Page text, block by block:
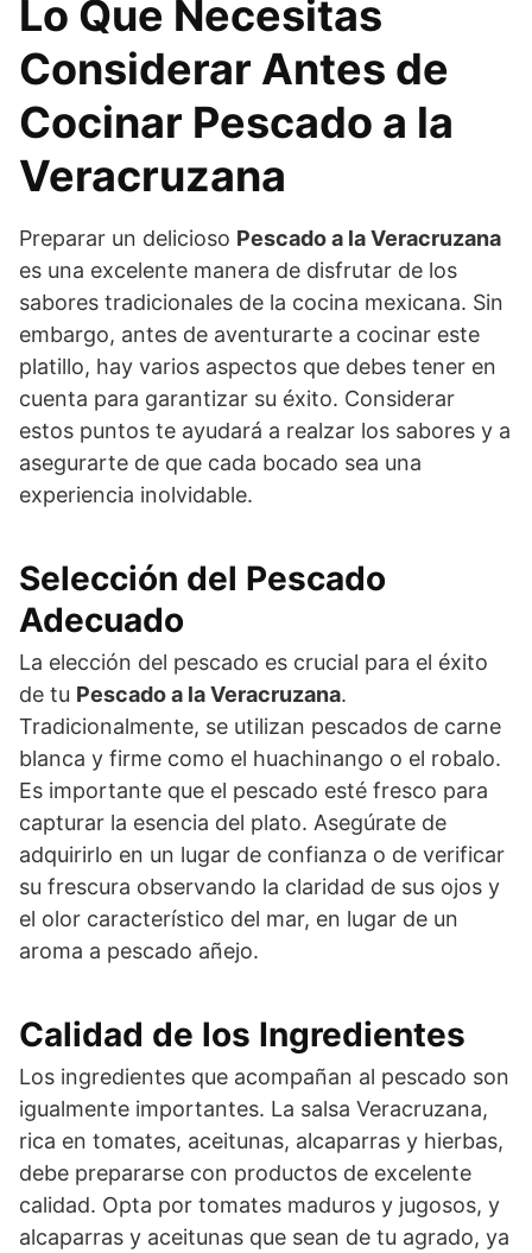
Lo Que Necesitas
Considerar Antes de
Cocinar Pescado a la
Veracruzana
Preparar un delicioso Pescado a la Veracruzana
es una excelente manera de disfrutar de los
sabores tradicionales de la cocina mexicana. Sin
embargo, antes de aventurarte a cocinar este
platillo, hay varios aspectos que debes tener en
cuenta para garantizar su éxito. Considerar
estos puntos te ayudará a realzar los sabores y a
asegurarte de que cada bocado sea una
experiencia inolvidable.
Selección del Pescado
Adecuado
La elección del pescado es crucial para el éxito
de tu Pescado a la Veracruzana.
Tradicionalmente, se utilizan pescados de carne
blanca y firme como el huachinango o el robalo.
Es importante que el pescado esté fresco para
capturar la esencia del plato. Asegúrate de
adquirirlo en un lugar de confianza o de verificar
su frescura observando la claridad de sus ojos y
el olor característico del mar, en lugar de un
aroma a pescado añejo.
Calidad de los Ingredientes
Los ingredientes que acompañan al pescado son
igualmente importantes. La salsa Veracruzana,
rica en tomates, aceitunas, alcaparras y hierbas,
debe prepararse con productos de excelente
calidad. Opta por tomates maduros y jugosos, y
alcaparras y aceitunas que sean de tu agrado, ya